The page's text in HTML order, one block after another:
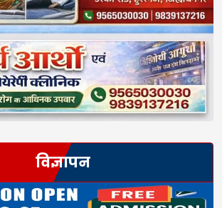
विज्ञापन